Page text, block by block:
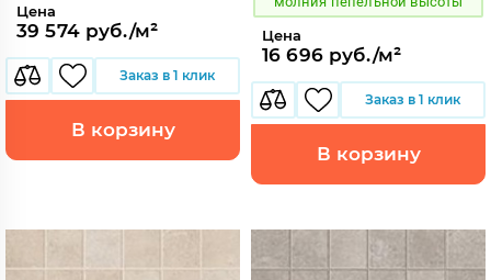
Цена
39 574 руб./м²
Заказ в 1 клик
В корзину
Цена
16 696 руб./м²
Заказ в 1 клик
В корзину